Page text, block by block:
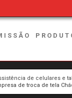
de celulares e
de troca de tela